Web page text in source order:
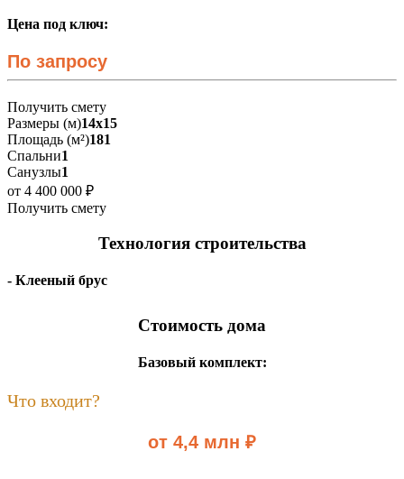
Цена под ключ:
По запросу
Получить смету
Размеры (м)14х15
Площадь (м²)181
Спальни1
Санузлы1
от 4 400 000 ₽
Получить смету
Технология строительства
- Клееный брус
Стоимость дома
Базовый комплект:
Что входит?
от 4,4 млн ₽